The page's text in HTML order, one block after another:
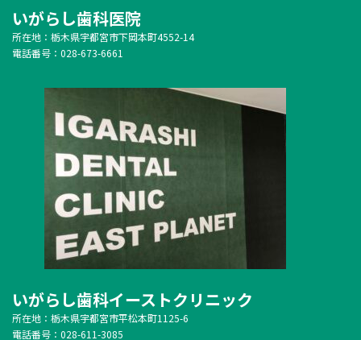
いがらし歯科医院
所在地：栃木県宇都宮市下岡本町4552-14
電話番号：028-673-6661
いがらし歯科イーストクリニック
所在地：栃木県宇都宮市平松本町1125-6
電話番号：028-611-3085